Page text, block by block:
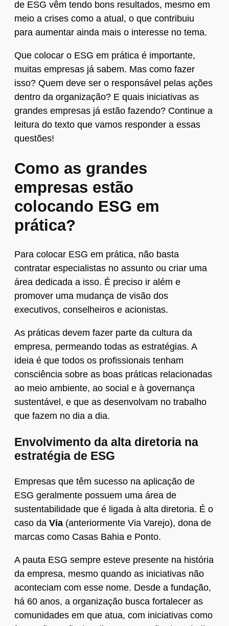
de ESG vêm tendo bons resultados, mesmo em
meio a crises como a atual, o que contribuiu
para aumentar ainda mais o interesse no tema.
Que colocar o ESG em prática é importante,
muitas empresas já sabem. Mas como fazer
isso? Quem deve ser o responsável pelas ações
dentro da organização? E quais iniciativas as
grandes empresas já estão fazendo? Continue a
leitura do texto que vamos responder a essas
questões!
Como as grandes
empresas estão
colocando ESG em
prática?
Para colocar ESG em prática, não basta
contratar especialistas no assunto ou criar uma
área dedicada a isso. É preciso ir além e
promover uma mudança de visão dos
executivos, conselheiros e acionistas.
As práticas devem fazer parte da cultura da
empresa, permeando todas as estratégias. A
ideia é que todos os profissionais tenham
consciência sobre as boas práticas relacionadas
ao meio ambiente, ao social e à governança
sustentável, e que as desenvolvam no trabalho
que fazem no dia a dia.
Envolvimento da alta diretoria na
estratégia de ESG
Empresas que têm sucesso na aplicação de
ESG geralmente possuem uma área de
sustentabilidade que é ligada à alta diretoria. É o
caso da Via (anteriormente Via Varejo), dona de
marcas como Casas Bahia e Ponto.
A pauta ESG sempre esteve presente na história
da empresa, mesmo quando as iniciativas não
aconteciam com esse nome. Desde a fundação,
há 60 anos, a organização busca fortalecer as
comunidades em que atua, com iniciativas como